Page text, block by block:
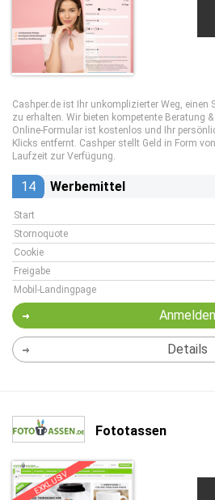
Cashper.de ist Ihr unkomplizierter Weg,
zu erhalten. Wir bieten kompetente Beratung
Online-Formular ist kostenlos und Ihr
Klicks entfernt. Cashper stellt Geld in Form
Laufzeit zur Verfügung.
14 Werbemittel
Start
Stornoquote
Cookie
Freigabe
Mobil-Landingpage
Anmelden
Details
Fototassen
EXKLUSIV